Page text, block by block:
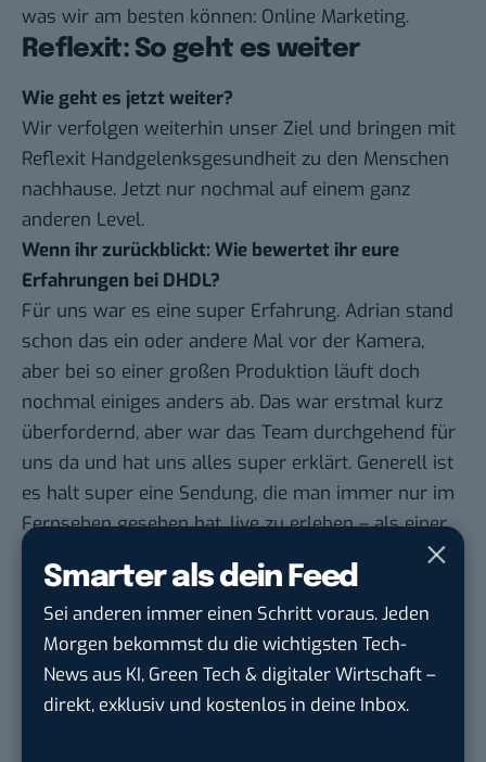
Smarter als dein Feed
Sei anderen immer einen Schritt voraus. Jeden
Morgen bekommst du die wichtigsten Tech-
News aus KI, Green Tech & digitaler Wirtschaft –
direkt, exklusiv und kostenlos in deine Inbox.
was wir am besten können: Online Marketing.
Reflexit: So geht es weiter
Wie geht es jetzt weiter?
Wir verfolgen weiterhin unser Ziel und bringen mit
Reflexit Handgelenksgesundheit zu den Menschen
nachhause. Jetzt nur nochmal auf einem ganz
anderen Level.
Wenn ihr zurückblickt: Wie bewertet ihr eure
Erfahrungen bei DHDL?
Für uns war es eine super Erfahrung. Adrian stand
schon das ein oder andere Mal vor der Kamera,
aber bei so einer großen Produktion läuft doch
nochmal einiges anders ab. Das war erstmal kurz
überfordernd, aber war das Team durchgehend für
uns da und hat uns alles super erklärt. Generell ist
es halt super eine Sendung, die man immer nur im
Fernsehen gesehen hat, live zu erleben – als einer
Dieser Beitrag enthält Affiliate-Links, für die wir eine kleine
Provision erhalten. Das hat jedoch keinen Einfluss auf die
Auch interessant:
Hornhautentferner aus „Die Höhle der Löwen“ –
HornyFeet im Check